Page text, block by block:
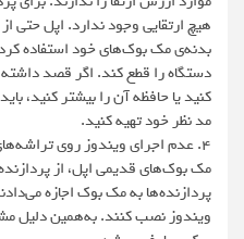
هیچ ارتقایی وجود ندارد. اپل
بدنه‌ی مک بوک‌های خود استفاده
دستگاه را قطع کند. اگر قصد
کنید یا حافظه آن را بیشتر کنید،
مد نظر خود تهیه کنید.
۴. عدم اجرای ویندوز روی تراشه‌های جدید اپل
مک بوک‌های قدیمی اپل، از
پردازنده‌ها به مک بوک اجازه
ویندوز نصب کنند. به‌همین دلیل